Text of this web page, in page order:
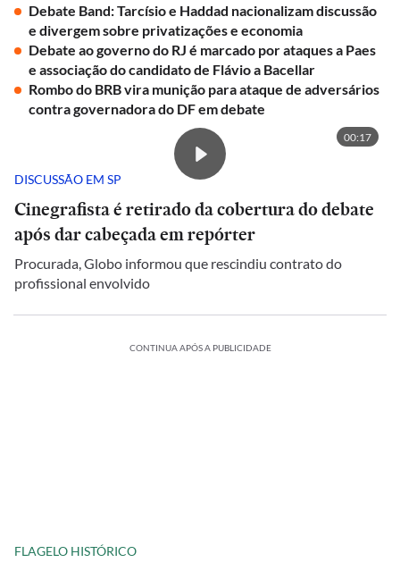
Debate Band: Tarcísio e Haddad nacionalizam discussão
e divergem sobre privatizações e economia
Debate ao governo do RJ é marcado por ataques a Paes
e associação do candidato de Flávio a Bacellar
Rombo do BRB vira munição para ataque de adversários
contra governadora do DF em debate
00:17
DISCUSSÃO EM SP
Cinegrafista é retirado da cobertura do debate
após dar cabeçada em repórter
Procurada, Globo informou que rescindiu contrato do
profissional envolvido
CONTINUA APÓS A PUBLICIDADE
FLAGELO HISTÓRICO